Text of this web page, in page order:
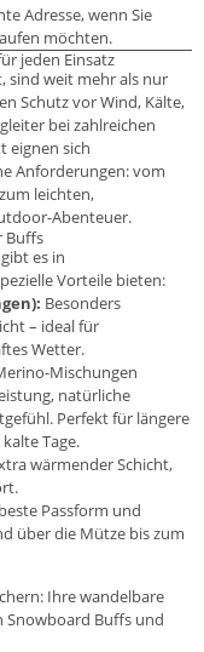
Adresse, wenn Sie
möchten.
jeden Einsatz
sind weit mehr als nur
Schutz vor Wind, Kälte,
bei zahlreichen
eignen sich
Anforderungen: vom
leichten,
Abenteuer.
Buffs
es in
Vorteile bieten:
Besonders
– ideal für
Wetter.
Mischungen
natürliche
Perfekt für längere
Tage.
wärmender Schicht,
Passform und
über die Mütze bis zum
Ihre wandelbare
Snowboard Buffs und